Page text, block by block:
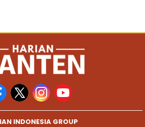
INDONESIA GROUP